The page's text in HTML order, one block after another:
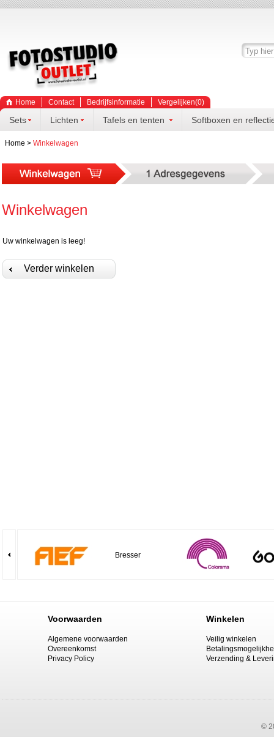
Home Contact Bedrijfsinformatie Vergelijken(0)
Sets Lichten Tafels en tenten Softboxen en
Home > Winkelwagen
Winkelwagen
Uw winkelwagen is leeg!
Verder winkelen
Bresser
Voorwaarden Winkelen
Algemene voorwaarden
Overeenkomst
Privacy Policy
Veilig winkelen
Verzending &
©